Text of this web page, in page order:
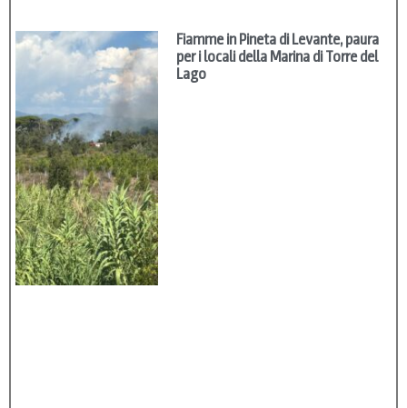
Fiamme in Pineta di Levante, paura
per i locali della Marina di Torre del
Lago